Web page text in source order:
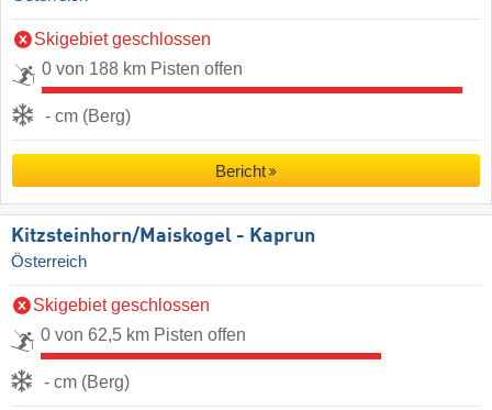
Skigebiet geschlossen
0 von 188 km Pisten offen
- cm (Berg)
Bericht
Kitzsteinhorn/​Maiskogel - Kaprun
Österreich
Skigebiet geschlossen
0 von 62,5 km Pisten offen
- cm (Berg)